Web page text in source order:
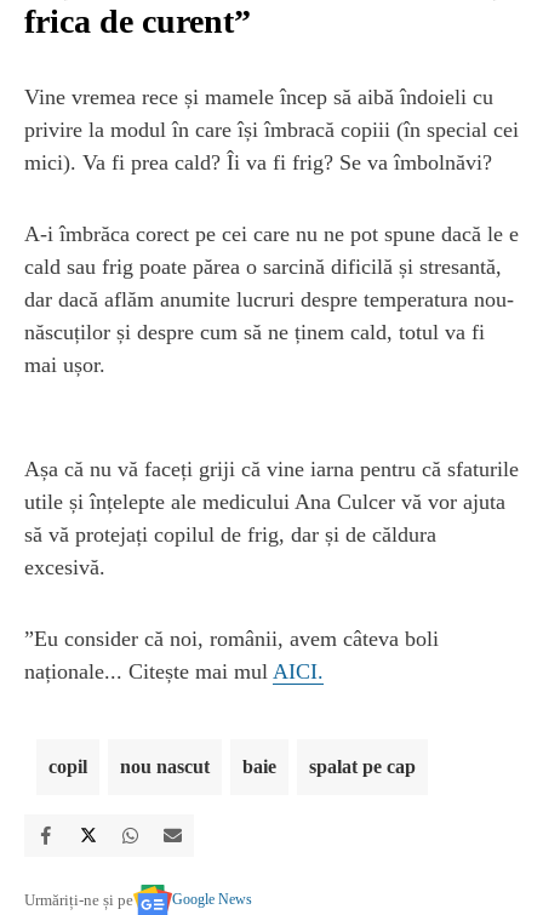
frica de curent”
Vine vremea rece și mamele încep să aibă îndoieli cu
privire la modul în care își îmbracă copiii (în special cei
mici). Va fi prea cald? Îi va fi frig? Se va îmbolnăvi?
A-i îmbrăca corect pe cei care nu ne pot spune dacă le e
cald sau frig poate părea o sarcină dificilă și stresantă,
dar dacă aflăm anumite lucruri despre temperatura nou-
născuților și despre cum să ne ținem cald, totul va fi
mai ușor.
Așa că nu vă faceți griji că vine iarna pentru că sfaturile
utile și înțelepte ale medicului Ana Culcer vă vor ajuta
să vă protejați copilul de frig, dar și de căldura
excesivă.
”Eu consider că noi, românii, avem câteva boli
naționale... Citește mai mul AICI.
copil nou nascut baie spalat pe cap
Urmăriți-ne și pe Google News